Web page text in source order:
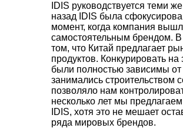
IDIS руководствуется теми
назад IDIS была
момент, когда компания
самостоятельным брендом. В
том, что Китай предлагает
продуктов. Конкурировать
были полностью зависимы
занимались строительством
позволяло нам
несколько лет мы
IDIS, хотя это не мешает
ряда мировых брендов.